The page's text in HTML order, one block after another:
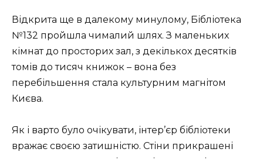
Відкрита ще в далекому минулому, Бібліотека
№132 пройшла чималий шлях. З маленьких
кімнат до просторих зал, з декількох десятків
томів до тисяч книжок – вона без
перебільшення стала культурним магнітом
Києва.
Як і варто було очікувати, інтер’єр бібліотеки
вражає своєю затишністю. Стіни прикрашені